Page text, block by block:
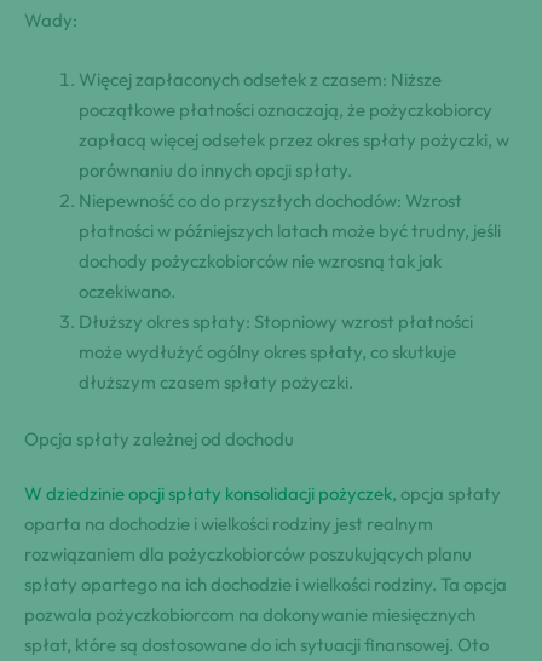
Wady:
Więcej zapłaconych odsetek z czasem: Niższe
początkowe płatności oznaczają, że pożyczkobiorcy
zapłacą więcej odsetek przez okres spłaty pożyczki, w
porównaniu do innych opcji spłaty.
Niepewność co do przyszłych dochodów: Wzrost
płatności w późniejszych latach może być trudny, jeśli
dochody pożyczkobiorców nie wzrosną tak jak
oczekiwano.
Dłuższy okres spłaty: Stopniowy wzrost płatności
może wydłużyć ogólny okres spłaty, co skutkuje
dłuższym czasem spłaty pożyczki.
Opcja spłaty zależnej od dochodu
W dziedzinie opcji spłaty konsolidacji pożyczek, opcja spłaty
oparta na dochodzie i wielkości rodziny jest realnym
rozwiązaniem dla pożyczkobiorców poszukujących planu
spłaty opartego na ich dochodzie i wielkości rodziny. Ta opcja
pozwala pożyczkobiorcom na dokonywanie miesięcznych
spłat, które są dostosowane do ich sytuacji finansowej. Oto